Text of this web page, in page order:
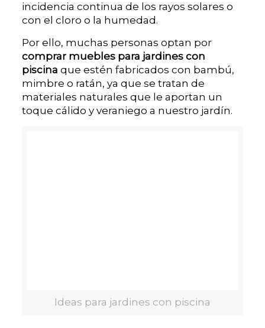
incidencia continua de los rayos solares o
con el cloro o la humedad.
Por ello, muchas personas optan por
comprar muebles para jardines con
piscina que estén fabricados con bambú,
mimbre o ratán, ya que se tratan de
materiales naturales que le aportan un
toque cálido y veraniego a nuestro jardín.
Ideas para jardines con piscina